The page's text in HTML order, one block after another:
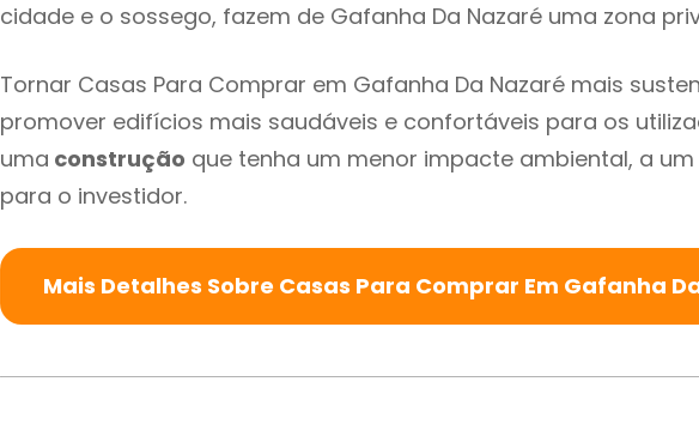
cidade e o sossego, fazem de Gafanha Da Nazaré uma zona
Tornar Casas Para Comprar em Gafanha Da Nazaré mais
promover edifícios mais saudáveis e confortáveis para os
uma construção que tenha um menor impacte ambiental, a
para o investidor.
Mais Detalhes Sobre Casas Para Comprar Em Gafanha